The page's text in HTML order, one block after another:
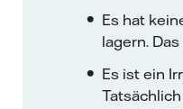
Es hat
lagern.
Es ist ein